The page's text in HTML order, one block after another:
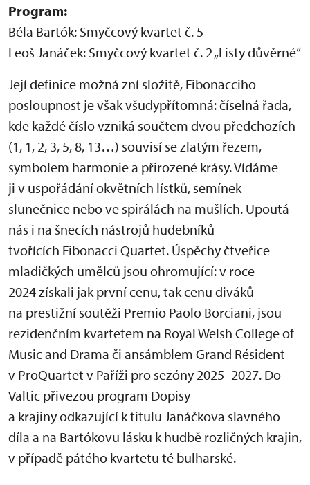
Program:
Béla Bartók: Smyčcový kvartet č. 5
Leoš Janáček: Smyčcový kvartet č. 2 „Listy důvěrné“
Její definice možná zní složitě, Fibonacciho
posloupnost je však všudypřítomná: číselná řada,
kde každé číslo vzniká součtem dvou předchozích
(1, 1, 2, 3, 5, 8, 13…) souvisí se zlatým řezem,
symbolem harmonie a přirozené krásy. Vídáme
ji v uspořádání okvětních lístků, semínek
slunečnice nebo ve spirálách na mušlích. Upoutá
nás i na šnecích nástrojů hudebníků
tvořících Fibonacci Quartet. Úspěchy čtveřice
mladičkých umělců jsou ohromující: v roce
2024 získali jak první cenu, tak cenu diváků
na prestižní soutěži Premio Paolo Borciani, jsou
rezidenčním kvartetem na Royal Welsh College of
Music and Drama či ansámblem Grand Résident
v ProQuartet v Paříži pro sezóny 2025–2027. Do
Valtic přivezou program Dopisy
a krajiny odkazující k titulu Janáčkova slavného
díla a na Bartókovu lásku k hudbě rozličných krajin,
v případě pátého kvartetu té bulharské.